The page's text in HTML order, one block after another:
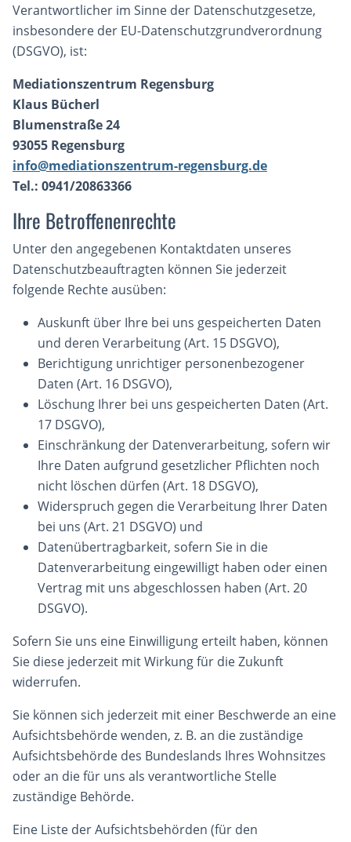
Verantwortlicher im Sinne der Datenschutzgesetze,
insbesondere der EU-Datenschutzgrundverordnung
(DSGVO), ist:
Mediationszentrum Regensburg
Klaus Bücherl
Blumenstraße 24
93055 Regensburg
info@mediationszentrum-regensburg.de
Tel.: 0941/20863366
Ihre Betroffenenrechte
Unter den angegebenen Kontaktdaten unseres
Datenschutzbeauftragten können Sie jederzeit
folgende Rechte ausüben:
Auskunft über Ihre bei uns gespeicherten Daten
und deren Verarbeitung (Art. 15 DSGVO),
Berichtigung unrichtiger personenbezogener
Daten (Art. 16 DSGVO),
Löschung Ihrer bei uns gespeicherten Daten (Art.
17 DSGVO),
Einschränkung der Datenverarbeitung, sofern wir
Ihre Daten aufgrund gesetzlicher Pflichten noch
nicht löschen dürfen (Art. 18 DSGVO),
Widerspruch gegen die Verarbeitung Ihrer Daten
bei uns (Art. 21 DSGVO) und
Datenübertragbarkeit, sofern Sie in die
Datenverarbeitung eingewilligt haben oder einen
Vertrag mit uns abgeschlossen haben (Art. 20
DSGVO).
Sofern Sie uns eine Einwilligung erteilt haben, können
Sie diese jederzeit mit Wirkung für die Zukunft
widerrufen.
Sie können sich jederzeit mit einer Beschwerde an eine
Aufsichtsbehörde wenden, z. B. an die zuständige
Aufsichtsbehörde des Bundeslands Ihres Wohnsitzes
oder an die für uns als verantwortliche Stelle
zuständige Behörde.
Eine Liste der Aufsichtsbehörden (für den